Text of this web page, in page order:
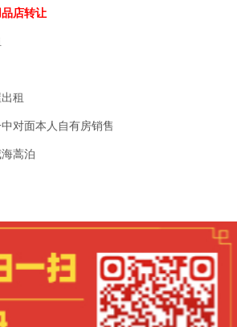
店转让
租
对面本人自有房销售
蒿泊